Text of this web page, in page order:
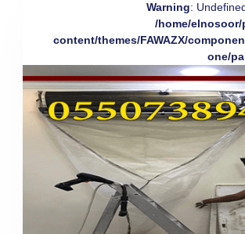
Warning:
/home/
content/themes/FAWAZX/
one/